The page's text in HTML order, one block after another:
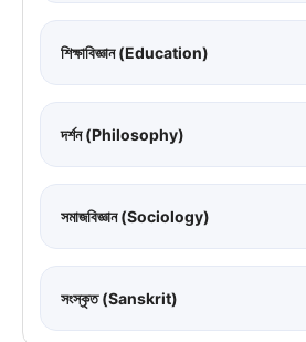
শিক্ষাবিজ্ঞান (Education)
দর্শন (Philosophy)
সমাজবিজ্ঞান (Sociology)
সংস্কৃত (Sanskrit)